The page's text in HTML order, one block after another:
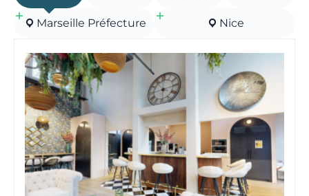
Marseille Préfecture Nice